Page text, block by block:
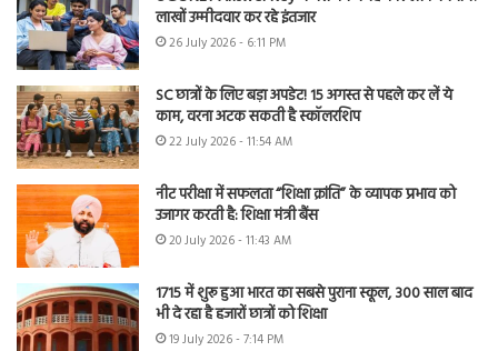
लाखों उम्मीदवार कर रहे इंतजार
26 July 2026 - 6:11 PM
SC छात्रों के लिए बड़ा अपडेट! 15 अगस्त से पहले कर लें ये
काम, वरना अटक सकती है स्कॉलरशिप
22 July 2026 - 11:54 AM
नीट परीक्षा में सफलता “शिक्षा क्रांति” के व्यापक प्रभाव को
उजागर करती है: शिक्षा मंत्री बैंस
20 July 2026 - 11:43 AM
1715 में शुरू हुआ भारत का सबसे पुराना स्कूल, 300 साल बाद
भी दे रहा है हजारों छात्रों को शिक्षा
19 July 2026 - 7:14 PM